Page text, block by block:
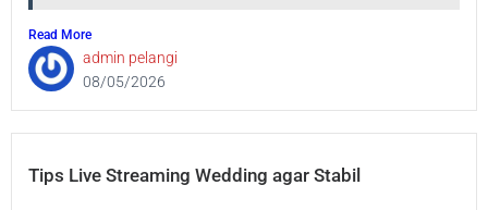
Read More
admin pelangi
08/05/2026
Tips Live Streaming Wedding agar Stabil